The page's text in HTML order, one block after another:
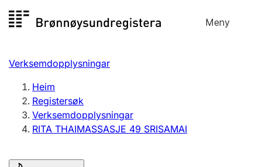
til
Meny
Registersøk
Aksjeselskap
Enkeltpersonføretak
Registrere, endre, slette
Verksemdopplysningar
Heim
Registersøk
Verksemdopplysningar
RITA THAIMASSASJE 49 SRISAMAI